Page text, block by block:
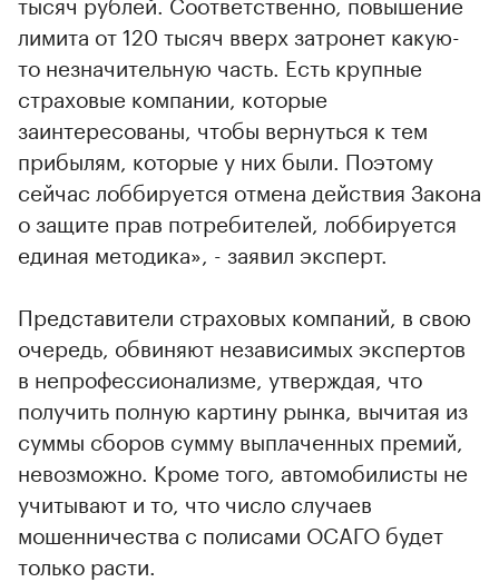
лимита от 120 тысяч вверх затронет какую-
то незначительную часть. Есть крупные
страховые компании, которые
заинтересованы, чтобы вернуться к тем
прибылям, которые у них были. Поэтому
сейчас лоббируется отмена действия Закона
о защите прав потребителей, лоббируется
единая методика», - заявил эксперт.
Представители страховых компаний, в свою
очередь, обвиняют независимых экспертов
в непрофессионализме, утверждая, что
получить полную картину рынка, вычитая из
суммы сборов сумму выплаченных премий,
невозможно. Кроме того, автомобилисты не
учитывают и то, что число случаев
мошенничества с полисами ОСАГО будет
только расти.